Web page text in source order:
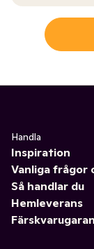
Handla
Inspiration
Vanliga frågor
Så handlar du
Hemleverans